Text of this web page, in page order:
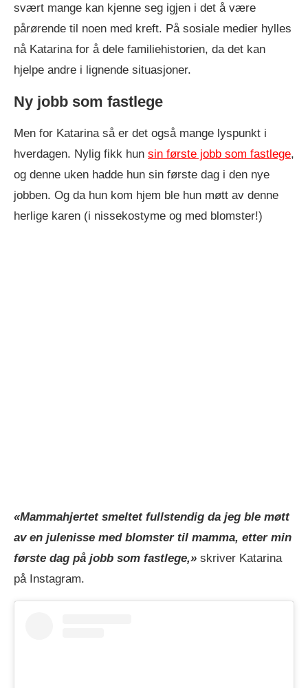
svært mange kan kjenne seg igjen i det å være
pårørende til noen med kreft. På sosiale medier hylles
nå Katarina for å dele familiehistorien, da det kan
hjelpe andre i lignende situasjoner.
Ny jobb som fastlege
Men for Katarina så er det også mange lyspunkt i
hverdagen. Nylig fikk hun sin første jobb som fastlege,
og denne uken hadde hun sin første dag i den nye
jobben. Og da hun kom hjem ble hun møtt av denne
herlige karen (i nissekostyme og med blomster!)
«Mammahjertet smeltet fullstendig da jeg ble møtt
av en julenisse med blomster til mamma, etter min
første dag på jobb som fastlege,» skriver Katarina
på Instagram.